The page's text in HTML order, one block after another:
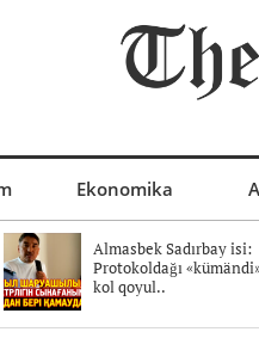
Ekonomika
Almasbek Sadırbay isi:
Protokoldağı
kol qoyul..